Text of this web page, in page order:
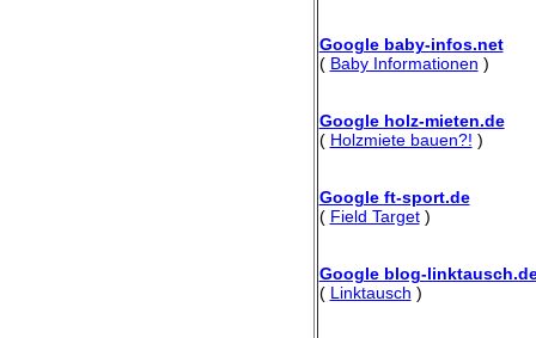
Google baby-infos.net
( Baby Informationen )
Google holz-mieten.de
( Holzmiete bauen?! )
Google ft-sport.de
( Field Target)
Google blog-
( Linktausch )